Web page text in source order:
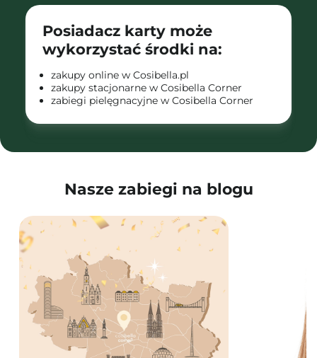
Posiadacz karty może
wykorzystać środki na:
zakupy online w Cosibella.pl
zakupy stacjonarne w Cosibella Corner
zabiegi pielęgnacyjne w Cosibella Corner
Nasze zabiegi na blogu